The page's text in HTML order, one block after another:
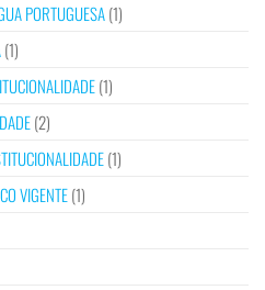
PORTUGUESA(1)
(1)
(1)
(2)
(1)
VIGENTE(1)